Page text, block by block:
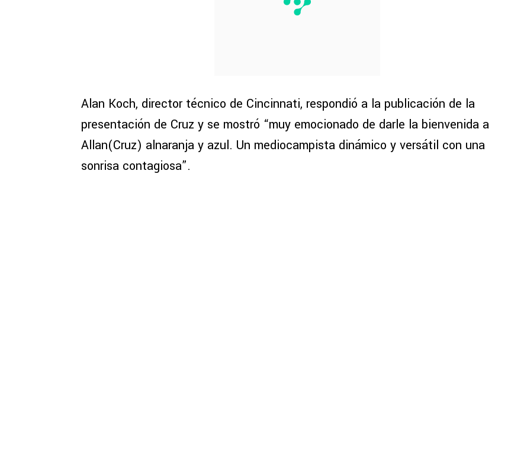
Alan Koch, director técnico de Cincinnati, respondió a la publicación de la
presentación de Cruz y se mostró “muy emocionado de darle la bienvenida a
Allan(Cruz) alnaranja y azul. Un mediocampista dinámico y versátil con una
sonrisa contagiosa”.